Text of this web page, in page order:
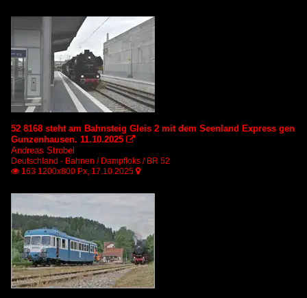
52 8168 steht am Bahnsteig Gleis 2 mit dem Seenland Express gen
Gunzenhausen. 11.10.2025 
Andreas Strobel
Deutschland - Bahnen / Dampfloks / BR 52
 163 1200x800 Px, 17.10.2025 